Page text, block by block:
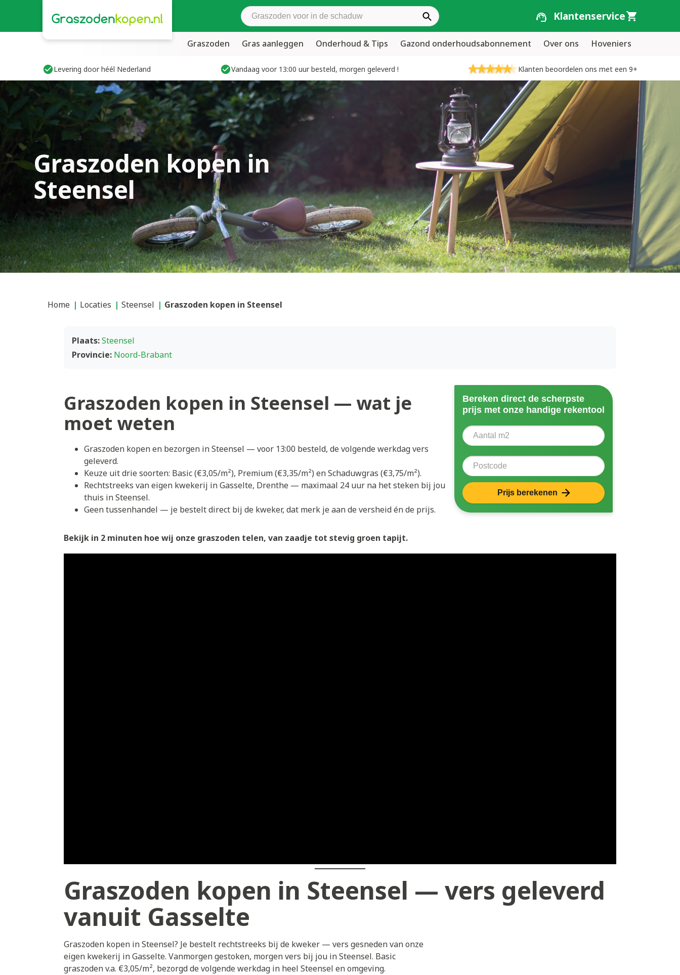
Zoek graszoden Klantenservice
Graszoden Gras aanleggen Onderhoud & Tips Gazond onderhoudsabonnement Over ons Hoveniers
Levering door héél Nederland Vandaag voor 13:00 uur besteld, morgen geleverd ! Klanten beoordelen ons met een 9+
Graszoden kopen in
Steensel
Home Locaties Steensel Graszoden kopen in Steensel
Plaats:Steensel
Provincie: Noord-Brabant
Graszoden kopen in Steensel — wat je
moet weten
Graszoden kopen en bezorgen in Steensel — voor 13:00 besteld, de volgende werkdag vers
geleverd.
Keuze uit drie soorten: Basic (€3,05/m²), Premium (€3,35/m²) en Schaduwgras (€3,75/m²).
Rechtstreeks van eigen kwekerij in Gasselte, Drenthe — maximaal 24 uur na het steken bij jou
thuis in Steensel.
Geen tussenhandel — je bestelt direct bij de kweker, dat merk je aan de versheid én de prijs.
Bereken direct de scherpste
prijs met onze handige rekentool
Aantal vierkante meter
Postcode
Prijs berekenen
Bekijk in 2 minuten hoe wij onze graszoden telen, van zaadje tot stevig groen tapijt.
Graszoden kopen in Steensel — vers geleverd
vanuit Gasselte
Graszoden kopen in Steensel? Je bestelt rechtstreeks bij de kweker — vers gesneden van onze
eigen kwekerij in Gasselte. Vanmorgen gestoken, morgen vers bij jou in Steensel. Basic
graszoden v.a. €3,05/m², bezorgd de volgende werkdag in heel Steensel en omgeving.